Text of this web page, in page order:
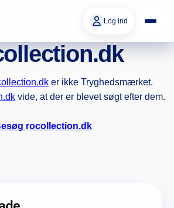
Log ind
er ikke Tryghedsmærket.
vide, at der er blevet søgt efter dem.
rocollection.dk